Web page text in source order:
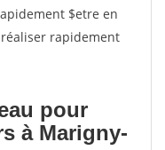
$etre en
rapidement
pour
à Marigny-